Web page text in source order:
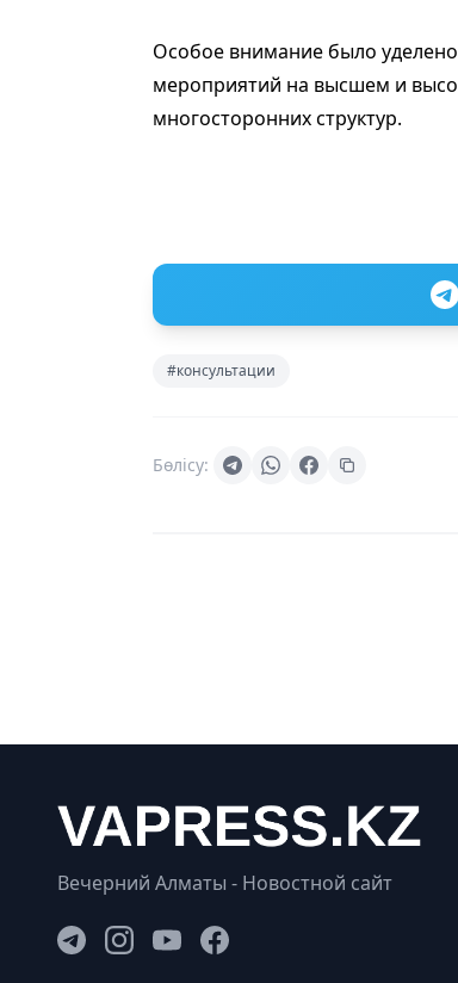
Особое внимание было
мероприятий на высшем и
многосторонних структур.
#консультации
Бөлісу:
Вечерний Алматы - Новостной сайт